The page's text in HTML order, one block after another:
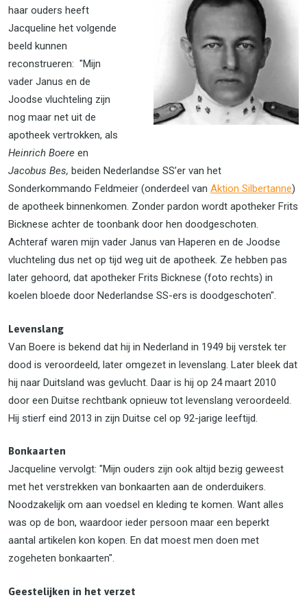
haar ouders heeft
Jacqueline het volgende
beeld kunnen
reconstrueren: "Mijn
vader Janus en de
Joodse vluchteling zijn
nog maar net uit de
apotheek vertrokken, als
Heinrich Boere en
Jacobus Bes, beiden Nederlandse SS’er van het
Sonderkommando Feldmeier (onderdeel van Aktion Silbertanne)
de apotheek binnenkomen. Zonder pardon wordt apotheker Frits
Bicknese achter de toonbank door hen doodgeschoten.
Achteraf waren mijn vader Janus van Haperen en de Joodse
vluchteling dus net op tijd weg uit de apotheek. Ze hebben pas
later gehoord, dat apotheker Frits Bicknese (foto rechts) in
koelen bloede door Nederlandse SS-ers is doodgeschoten".
Levenslang
Van Boere is bekend dat hij in Nederland in 1949 bij verstek ter
dood is veroordeeld, later omgezet in levenslang. Later bleek dat
hij naar Duitsland was gevlucht. Daar is hij op 24 maart 2010
door een Duitse rechtbank opnieuw tot levenslang veroordeeld.
Hij stierf eind 2013 in zijn Duitse cel op 92-jarige leeftijd.
Bonkaarten
Jacqueline vervolgt: "Mijn ouders zijn ook altijd bezig geweest
met het verstrekken van bonkaarten aan de onderduikers.
Noodzakelijk om aan voedsel en kleding te komen. Want alles
was op de bon, waardoor ieder persoon maar een beperkt
aantal artikelen kon kopen. En dat moest men doen met
zogeheten bonkaarten".
Geestelijken in het verzet